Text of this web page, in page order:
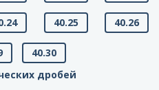
40.25 40.26
40.30
дробей